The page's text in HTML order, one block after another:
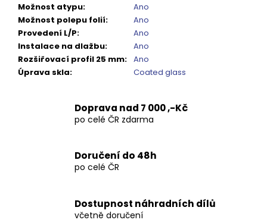
Možnost atypu:
Ano
Možnost polepu folií:
Ano
Provedení L/P:
Ano
Instalace na dlažbu:
Ano
Rozšiřovací profil 25 mm: Ano
Úprava skla: Coated glass
Doprava nad 7 000 ,-Kč
po celé ČR zdarma
Doručení do 48h
po celé ČR
Dostupnost náhradních dílů
včetně doručení
16
792
Kč
Původně:
20
990
Kč